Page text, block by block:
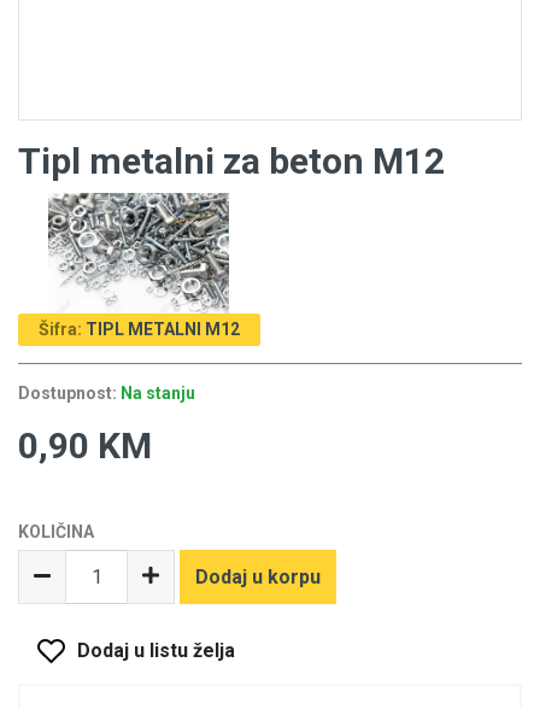
Tipl metalni za beton M12
Šifra: TIPL METALNI M12
Dostupnost: Na stanju
0,90 KM
KOLIČINA
Dodaj u korpu
Dodaj u listu želja